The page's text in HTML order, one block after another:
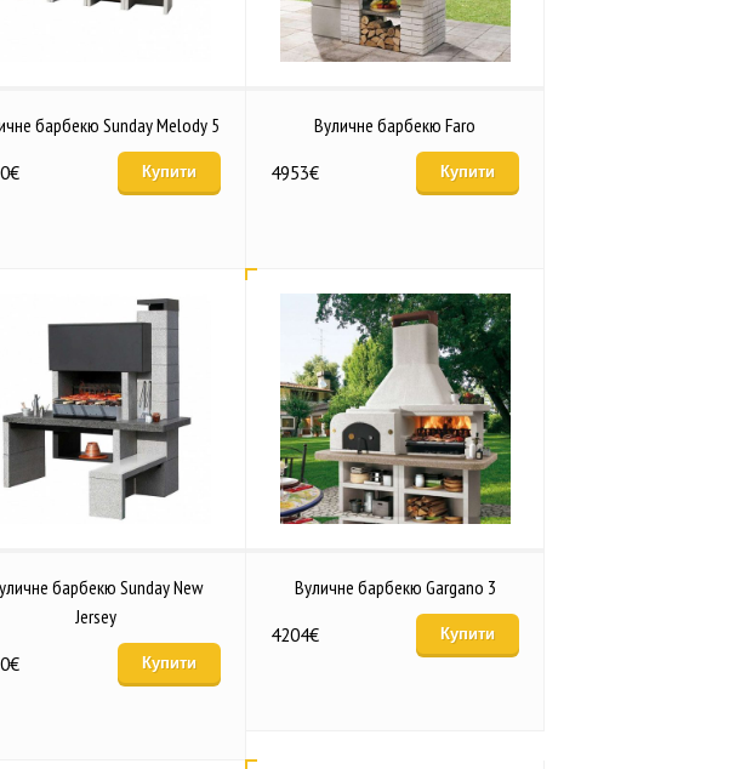
барбекю Sunday Melody 5
€ Купити
Вуличне барбекю Faro
4953€ Купити
барбекю Sunday New
Jersey
€ Купити
Вуличне барбекю Gargano 3
4204€ Купити